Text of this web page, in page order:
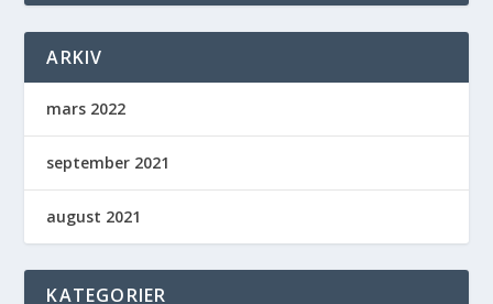
ARKIV
mars 2022
september 2021
august 2021
KATEGORIER